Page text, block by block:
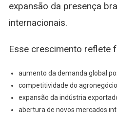
expansão da presença
internacionais.
Esse crescimento reflete
aumento da demanda global
competitividade do
expansão da indústria
abertura de novos mercados